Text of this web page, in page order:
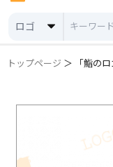
ロゴ
トップページ ＞ 「鮨のロ